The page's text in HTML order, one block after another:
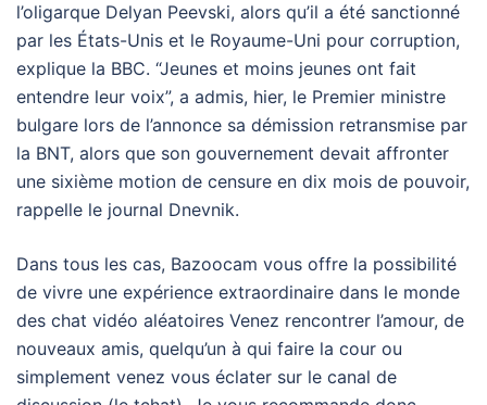
l’oligarque Delyan Peevski, alors qu’il a été sanctionné
par les États-Unis et le Royaume-Uni pour corruption,
explique la BBC. “Jeunes et moins jeunes ont fait
entendre leur voix”, a admis, hier, le Premier ministre
bulgare lors de l’annonce sa démission retransmise par
la BNT, alors que son gouvernement devait affronter
une sixième motion de censure en dix mois de pouvoir,
rappelle le journal Dnevnik.
Dans tous les cas, Bazoocam vous offre la possibilité
de vivre une expérience extraordinaire dans le monde
des chat vidéo aléatoires Venez rencontrer l’amour, de
nouveaux amis, quelqu’un à qui faire la cour ou
simplement venez vous éclater sur le canal de